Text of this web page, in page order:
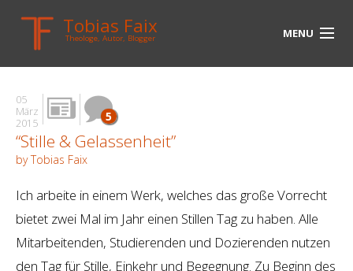
Tobias Faix
Theologe, Autor, Blogger MENU
HOME
BLOG
BIOGRAPHIE
MEDIEN
05
März
2015
5
“Stille & Gelassenheit”
by Tobias Faix
Ich arbeite in einem Werk, welches das große Vorrecht
bietet zwei Mal im Jahr einen Stillen Tag zu haben. Alle
Mitarbeitenden, Studierenden und Dozierenden nutzen
den Tag für Stille, Einkehr und Begegnung. Zu Beginn des